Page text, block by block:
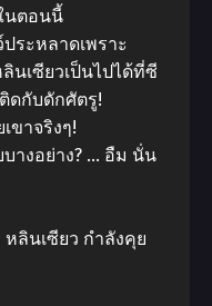
นตอนนี้
ระหลาดเพราะ
เซียวเป็นไปได้ที่ซี
ดกับดักศัตรู!
ขาจริงๆ!
างอย่าง? … อืม นั่น
หลินเซียว กําลังคุย